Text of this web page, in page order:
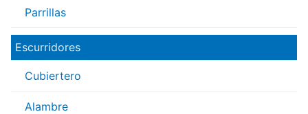
Parrillas
Escurridores
Cubiertero
Alambre